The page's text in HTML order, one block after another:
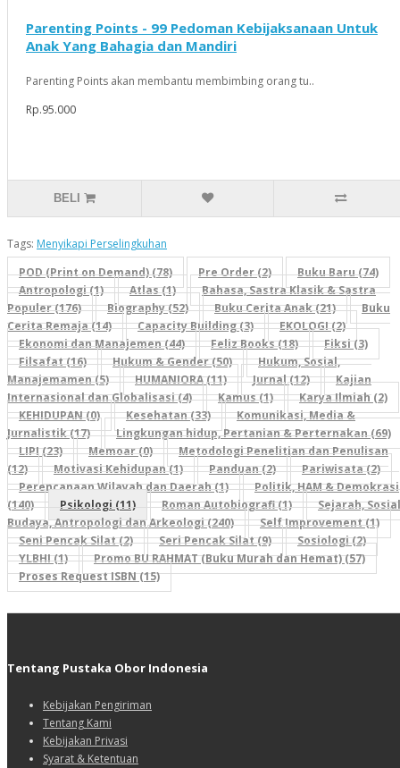
Parenting Points - 99 Pedoman Kebijaksanaan Untuk
Anak Yang Bahagia dan Mandiri
Parenting Points akan membantu membimbing orang tu..
Rp.95.000
BELI
Tags: Menyikapi Perselingkuhan
POD (Print on Demand) (78)
Pre Order (2)
Buku Baru (74)
Antropologi (1)
Atlas (1)
Bahasa, Sastra Klasik & Sastra
Populer (176)
Biography (52) Buku Cerita Anak (21)
Buku
Cerita Remaja (14)
Capacity Building (3)
EKOLOGI (2)
Ekonomi dan Manajemen (44)
Feliz Books (18)
Fiksi (3)
Filsafat (16)
Hukum & Gender (50)
Hukum, Sosial,
Manajemamen (5)
HUMANIORA (11) Jurnal (12)
Kajian
Internasional dan Globalisasi (4)
Kamus (1)
Karya Ilmiah (2)
KEHIDUPAN (0)
Kesehatan (33)
Komunikasi, Media &
Jurnalistik (17)
Lingkungan hidup, Pertanian & Perternakan (69)
LIPI (23)
Memoar (0)
Metodologi Penelitian dan Penulisan
(12)
Motivasi Kehidupan (1) Panduan (2)
Pariwisata (2)
Perencanaan Wilayah dan Daerah (1)
Politik, HAM & Demokrasi
(140)
Psikologi (11) Roman Autobiografi (1)
Sejarah,
Budaya, Antropologi dan Arkeologi (240)
Self Improvement (1)
Seni Pencak Silat (2)
Seri Pencak Silat (9)
Sosiologi (2)
YLBHI (1)
Promo BU RAHMAT (Buku Murah dan Hemat) (57)
Proses Request ISBN (15)
Tentang Pustaka Obor Indonesia
Kebijakan Pengiriman
Tentang Kami
Kebijakan Privasi
Syarat & Ketentuan